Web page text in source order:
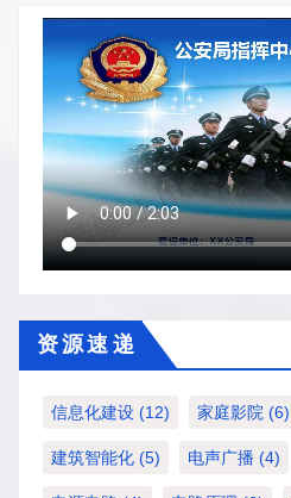
资 源 速 递
信息化建设 (12) 家庭影院 (6)
建筑智能化 (5) 电声广播 (4)